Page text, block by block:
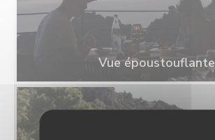
Vue époustouflante